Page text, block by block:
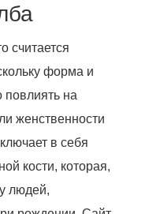
считается
форма и
повлиять на
женственности
в себя
кости, которая,
людей,